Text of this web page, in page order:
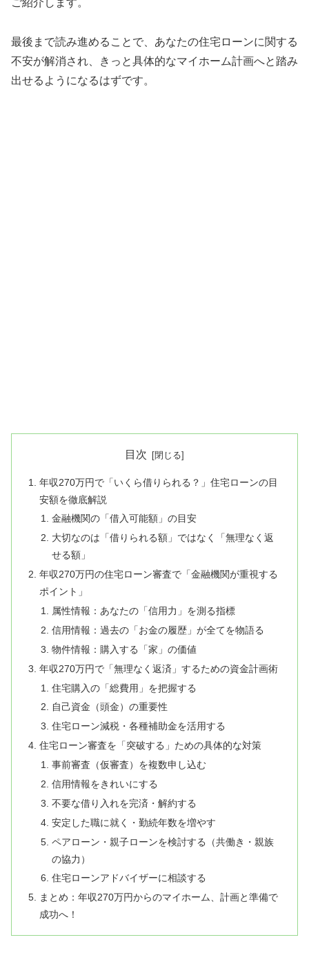
ご紹介します。
最後まで読み進めることで、あなたの住宅ローンに関する
不安が解消され、きっと具体的なマイホーム計画へと踏み
出せるようになるはずです。
目次
年収270万円で「いくら借りられる？」住宅ローンの目
安額を徹底解説
金融機関の「借入可能額」の目安
大切なのは「借りられる額」ではなく「無理なく返
せる額」
年収270万円の住宅ローン審査で「金融機関が重視する
ポイント」
属性情報：あなたの「信用力」を測る指標
信用情報：過去の「お金の履歴」が全てを物語る
物件情報：購入する「家」の価値
年収270万円で「無理なく返済」するための資金計画術
住宅購入の「総費用」を把握する
自己資金（頭金）の重要性
住宅ローン減税・各種補助金を活用する
住宅ローン審査を「突破する」ための具体的な対策
事前審査（仮審査）を複数申し込む
信用情報をきれいにする
不要な借り入れを完済・解約する
安定した職に就く・勤続年数を増やす
ペアローン・親子ローンを検討する（共働き・親族
の協力）
住宅ローンアドバイザーに相談する
まとめ：年収270万円からのマイホーム、計画と準備で
成功へ！